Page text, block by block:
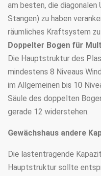
am besten, die
Stangen) zu haben
räumliches Kraftsystem zu
Doppelter Bogen für
Die Hauptstruktur des
mindestens 8 Niveaus
im Allgemeinen bis 10
Säule des doppelten
gerade 12 widerstehen.
Gewächshaus andere
Die lastentragende
Hauptstruktur sollte